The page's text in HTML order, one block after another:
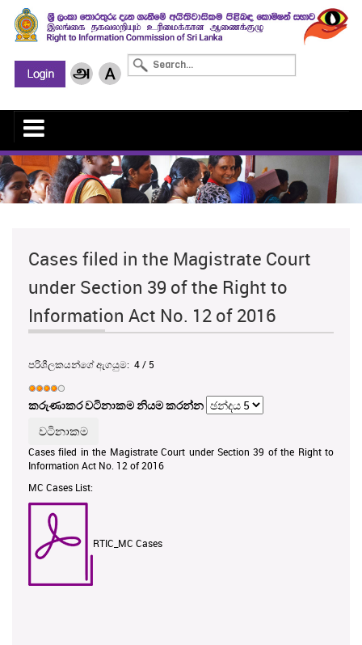
Cases filed in the Magistrate Court
under Section 39 of the Right to
Information Act No. 12 of 2016
පරිශීලකයන්ගේ ඇගයුම: 4/ 5
කරුණාකර වටිනාකම නියම කරන්න
Cases filed in the Magistrate Court under Section 39 of the Right to
Information Act No. 12 of 2016
MC Cases List:
RTIC_MC Cases